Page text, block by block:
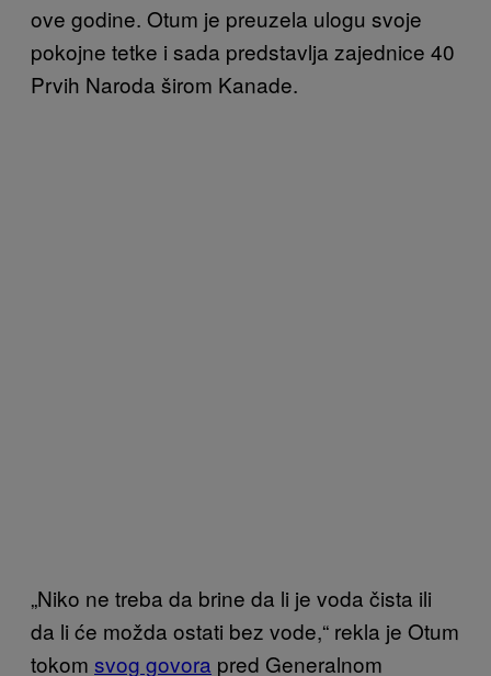
ove godine. Otum je preuzela ulogu svoje
pokojne tetke i sada predstavlja zajednice 40
Prvih Naroda širom Kanade.
„Niko ne treba da brine da li je voda čista ili
da li će možda ostati bez vode,“ rekla je Otum
tokom svog govora pred Generalnom